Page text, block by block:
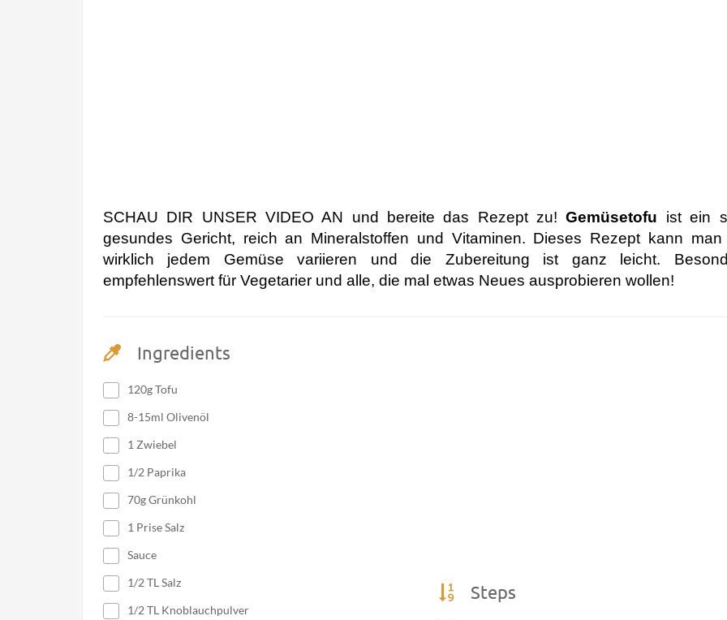
SCHAU DIR UNSER VIDEO AN und bereite das Rezept zu!Gemüsetofu ist ein
gesundes Gericht, reich an Mineralstoffen und Vitaminen. Dieses Rezept kann man
wirklich jedem Gemüse variieren und die Zubereitung ist ganz leicht.
empfehlenswert für Vegetarier und alle, die mal etwas Neues ausprobieren wollen!
Ingredients
120g Tofu
8-15ml Olivenöl
1 Zwiebel
1/2 Paprika
70g Grünkohl
1 Prise Salz
Sauce
1/2 TL Salz
1/2 TL Knoblauchpulver
Steps